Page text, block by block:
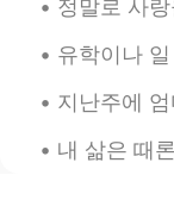
@yj
그
서 배운
인 줄 알
인 것을
올리
정말로 사랑을 하고 싶다면 연애를 하고 싶다면
유학이나 일 때문에 해외에 계시는 분들, 많이 외
지난주에 엄마랑 '아이 캔 스피크'라는 영화를
내 삶은 때론 불행했고 때론 행복했습니다. 삶